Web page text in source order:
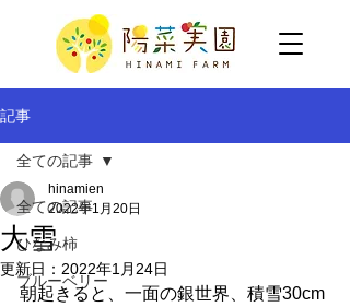
記事
全ての記事
ひなみ柿
ブルーベリー
全ての記事
大雪
hinamien
2022年1月20日
更新日： 2022年1月24日
朝起きると、一面の銀世界、積雪30cm